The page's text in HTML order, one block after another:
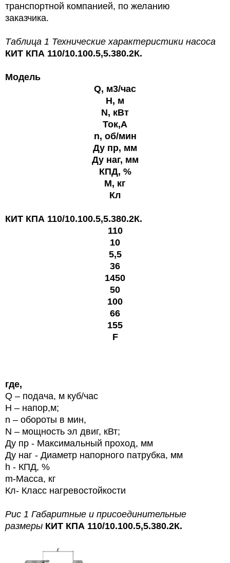
транспортной компанией, по желанию
заказчика.
Таблица 1 Технические характеристики насоса
КИТ КПА 110/10.100.5,5.380.2К.
Модель
Q, м3/час
H, м
N, кВт
Ток,А
n, об/мин
Ду пр, мм
Ду наг, мм
КПД, %
M, кг
Кл
КИТ КПА 110/10.100.5,5.380.2К.
110
10
5,5
36
1450
50
100
66
155
F
где,
Q – подача, м куб/час
H – напор,м;
n – обороты в мин,
N – мощность эл двиг, кВт;
Ду пр - Максимальный проход, мм
Ду наг - Диаметр напорного патрубка, мм
h - КПД, %
m-Масса, кг
Кл- Класс нагревостойкости
Рис 1 Габаритные и присоединительные
размеры КИТ КПА 110/10.100.5,5.380.2К.